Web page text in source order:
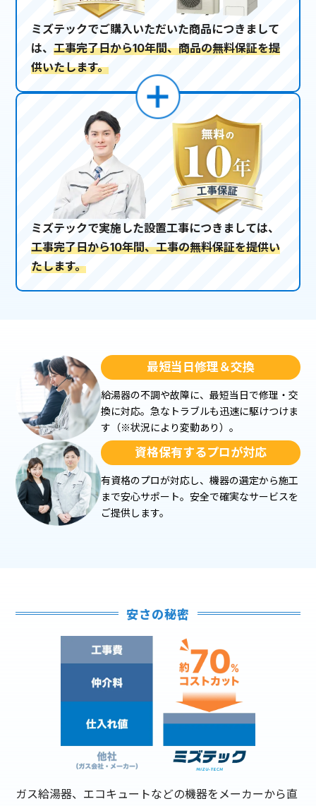
ミズテックでご購入いただいた商品につきまして
は、工事完了日から10年間、商品の無料保証を提
供いたします。
ミズテックで実施した設置工事につきましては、
工事完了日から10年間、工事の無料保証を提供い
たします。
最短当日修理＆交換
給湯器の不調や故障に、最短当日で修理・交
換に対応。急なトラブルも迅速に駆けつけま
す（※状況により変動あり）。
資格保有するプロが対応
有資格のプロが対応し、機器の選定から施工
まで安心サポート。安全で確実なサービスを
ご提供します。
安さの秘密
ガス給湯器、エコキュートなどの機器をメーカーから直